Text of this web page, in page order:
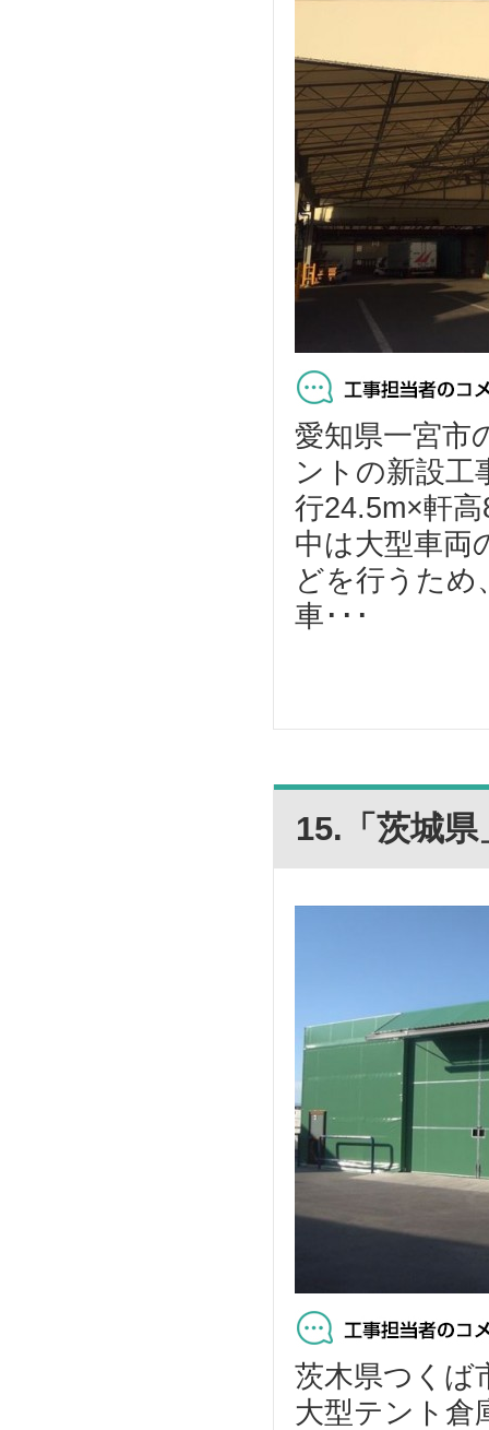
愛知県一宮市
ントの新設工
行24.5m×軒
中は大型車両
どを行うため
車･･･
15.「茨城
茨木県つくば
大型テント倉